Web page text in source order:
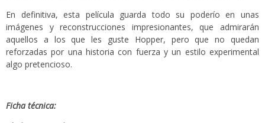
En definitiva, esta película guarda todo su poderío en unas
imágenes y reconstrucciones impresionantes, que admirarán
aquellos a los que les guste Hopper, pero que no quedan
reforzadas por una historia con fuerza y un estilo experimental
algo pretencioso.
Ficha técnica: